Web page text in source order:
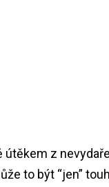
z
to být “jen”